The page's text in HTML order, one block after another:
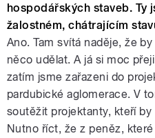
hospodářských staveb. Ty
žalostném, chátrajícím
Ano. Tam svítá naděje, že
něco udělat. A já si moc
zatím jsme zařazeni do
pardubické aglomerace. V
soutěžit projektanty, kteří by
Nutno říct, že z peněz,